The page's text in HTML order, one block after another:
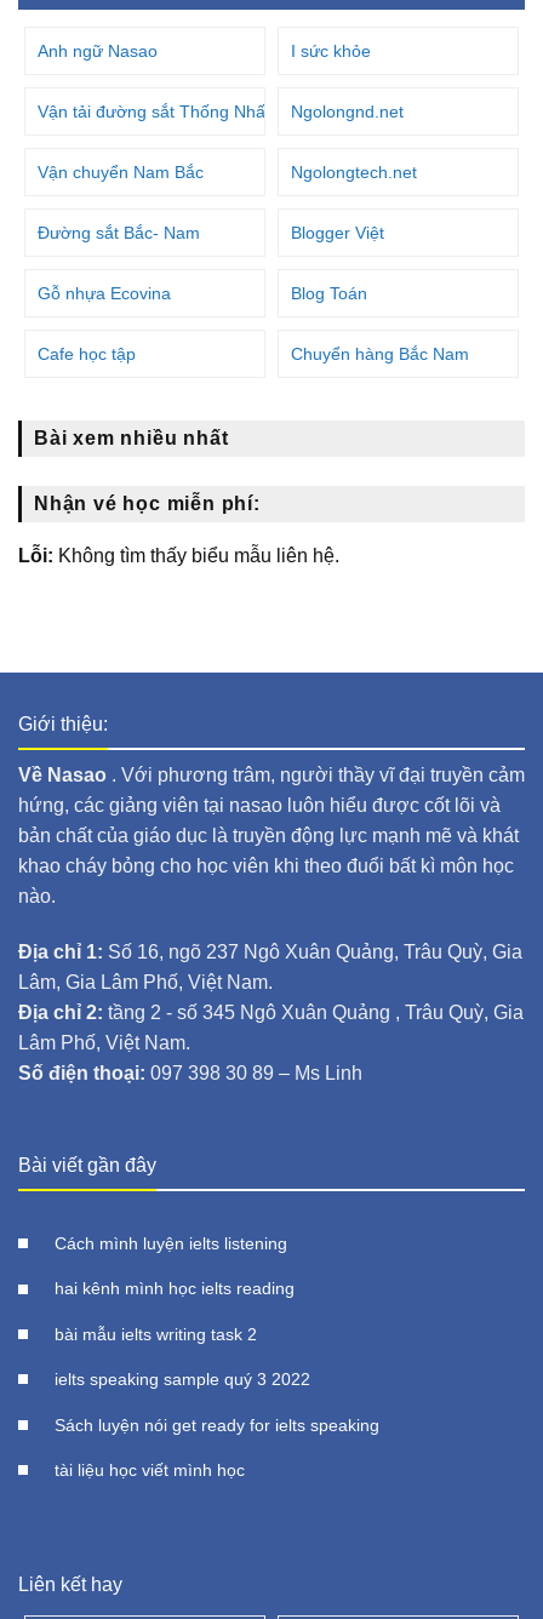
Anh ngữ Nasao I sức khỏe
Vận tải đường sắt Thống Nhất Ngolongnd.net
Vận chuyển Nam Bắc Ngolongtech.net
Đường sắt Bắc- Nam Blogger Việt
Gỗ nhựa Ecovina Blog Toán
Cafe học tập Chuyển hàng Bắc Nam
Bài xem nhiều nhất
Nhận vé học miễn phí:
Lỗi: Không tìm thấy biểu mẫu liên hệ.
Giới thiệu:
Về Nasao . Với phương trâm, người thầy vĩ đại truyền cảm
hứng, các giảng viên tại nasao luôn hiểu được cốt lõi và
bản chất của giáo dục là truyền động lực mạnh mẽ và khát
khao cháy bỏng cho học viên khi theo đuổi bất kì môn học
nào.
Địa chỉ 1: Số 16, ngõ 237 Ngô Xuân Quảng, Trâu Quỳ, Gia
Lâm, Gia Lâm Phố, Việt Nam.
Địa chỉ 2: tầng 2 - số 345 Ngô Xuân Quảng , Trâu Quỳ, Gia
Lâm Phố, Việt Nam.
Số điện thoại: 097 398 30 89 – Ms Linh
Bài viết gần đây
Cách mình luyện ielts listening
hai kênh mình học ielts reading
bài mẫu ielts writing task 2
ielts speaking sample quý 3 2022
Sách luyện nói get ready for ielts speaking
tài liệu học viết mình học
Liên kết hay